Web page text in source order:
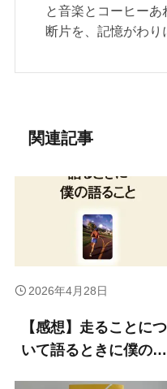
と音楽とコーヒー
断片を、記憶がわり
関連記事
【感想】走ることにつ
いて語るときに僕の語
2026年4月28日